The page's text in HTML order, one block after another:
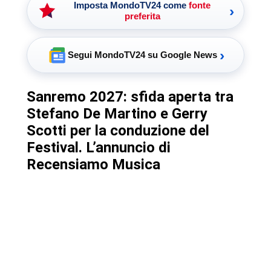
Imposta MondoTV24 come fonte
preferita
›
Segui MondoTV24 su Google News ›
Sanremo 2027: sfida aperta tra
Stefano De Martino e Gerry
Scotti per la conduzione del
Festival. L’annuncio di
Recensiamo Musica